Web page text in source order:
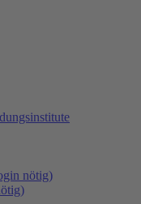
nötig)